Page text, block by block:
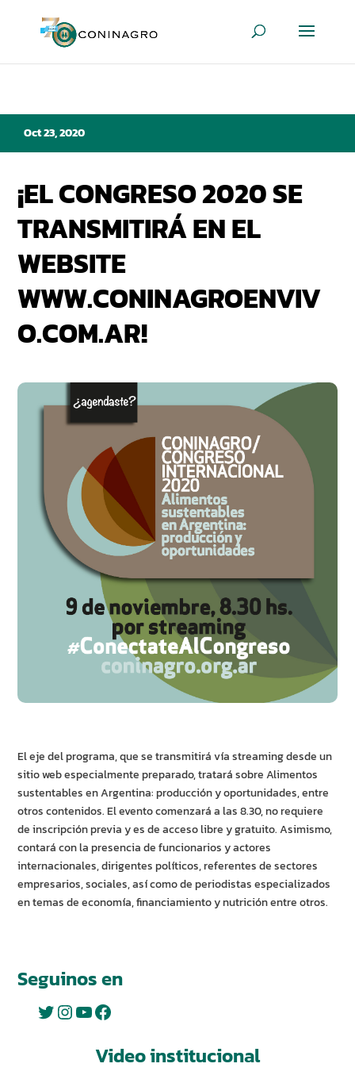
Oct 23, 2020
¡EL CONGRESO 2020 SE
TRANSMITIRÁ EN EL
WEBSITE
WWW.CONINAGROENVIV
O.COM.AR!
El eje del programa, que se transmitirá vía streaming desde un
sitio web especialmente preparado, tratará sobre Alimentos
sustentables en Argentina: producción y oportunidades, entre
otros contenidos. El evento comenzará a las 8.30, no requiere
de inscripción previa y es de acceso libre y gratuito. Asimismo,
contará con la presencia de funcionarios y actores
internacionales, dirigentes políticos, referentes de sectores
empresarios, sociales, así como de periodistas especializados
en temas de economía, financiamiento y nutrición entre otros.
Seguinos en
Twitter
Instagram
YouTube
Facebook
Video institucional